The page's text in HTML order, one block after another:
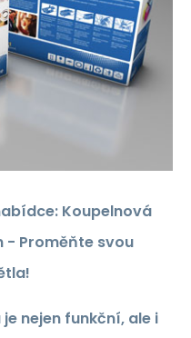
Koupelnová
- Proměňte svou
nejen funkční, ale i